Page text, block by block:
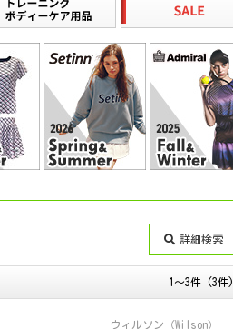
詳細検索
1～3件 (3件)
ウィルソン（Wilson）